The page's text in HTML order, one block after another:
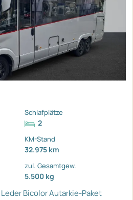
Schlafplätze
2
KM-Stand
32.975 km
zul. Gesamtgew.
5.500 kg
BicolorAutarkie-Paket